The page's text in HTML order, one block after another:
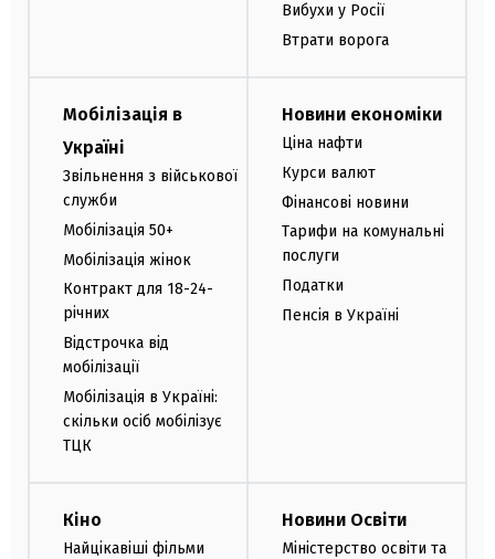
Вибухи у Росії
Втрати ворога
Мобілізація в
Україні
Звільнення з військової
служби
Мобілізація 50+
Мобілізація жінок
Контракт для 18-24-
річних
Відстрочка від
мобілізації
Мобілізація в Україні:
скільки осіб мобілізує
ТЦК
Новини економіки
Ціна нафти
Курси валют
Фінансові новини
Тарифи на комунальні
послуги
Податки
Пенсія в Україні
Кіно
Найцікавіші фільми
Новини Освіти
Міністерство освіти та